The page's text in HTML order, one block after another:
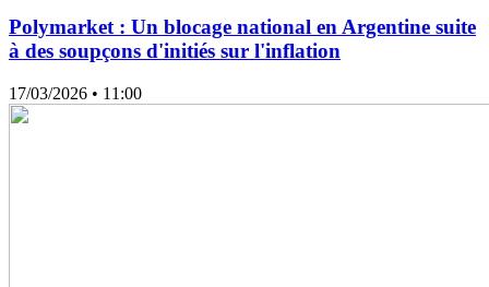
Polymarket : Un blocage national en Argentine suite
à des soupçons d'initiés sur l'inflation
17/03/2026 • 11:00